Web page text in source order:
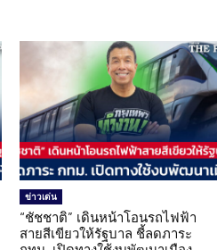
ข่าวเด่น
“ชัชชาติ” เดินหน้าโอนรถไฟฟ้า
สายสีเขียวให้รัฐบาล ชี้ลดภาระ